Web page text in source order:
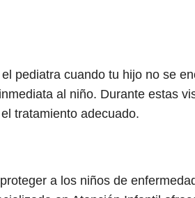
pediatra cuando tu hijo no se
al niño. Durante estas
tratamiento adecuado.
a los niños de